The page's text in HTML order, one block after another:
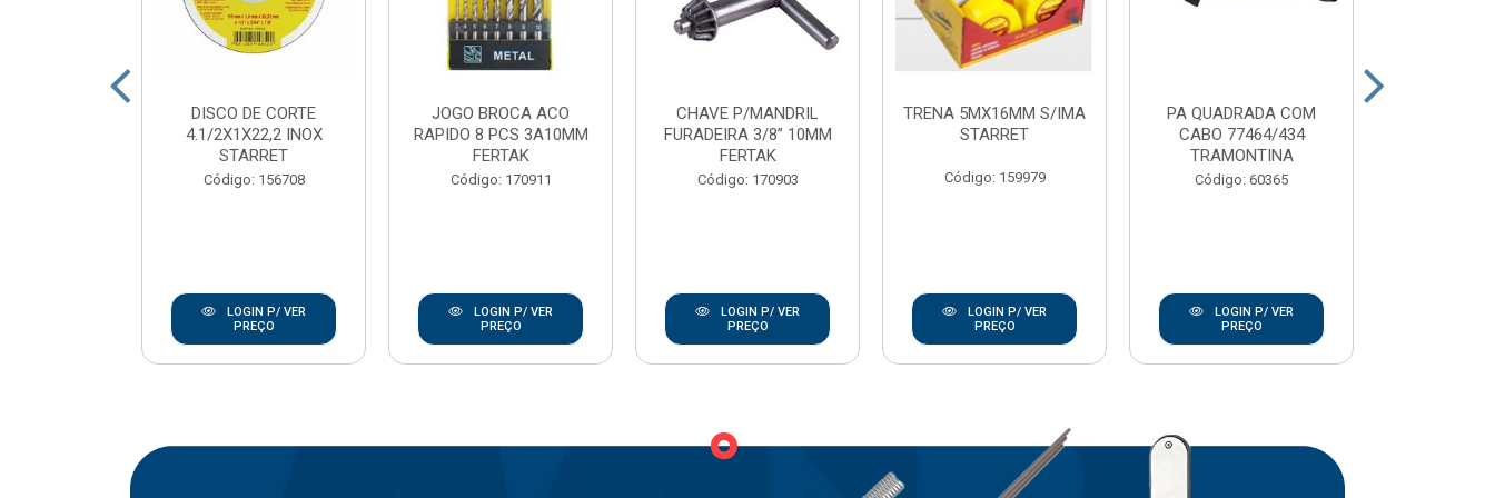
DISCO DE CORTE
4.1/2X1X22,2 INOX
STARRET
Código: 156708
LOGIN P/ VER
PREÇO
JOGO BROCA ACO
RAPIDO 8 PCS 3A10MM
FERTAK
Código: 170911
LOGIN P/ VER
PREÇO
CHAVE P/MANDRIL
FURADEIRA 3/8” 10MM
FERTAK
Código: 170903
LOGIN P/ VER
PREÇO
TRENA 5MX16MM S/IMA
STARRET
Código: 159979
LOGIN P/ VER
PREÇO
PA QUADRADA COM
CABO 77464/434
TRAMONTINA
Código: 60365
LOGIN P/ VER
PREÇO